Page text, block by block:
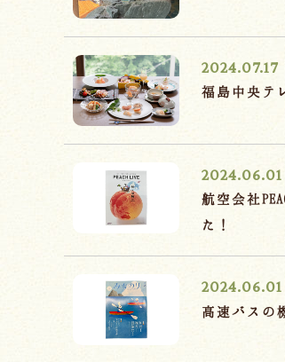
2024.07.17
福島中央テ
2024.06.01
航空会社
た！
2024.06.01
高速バスの